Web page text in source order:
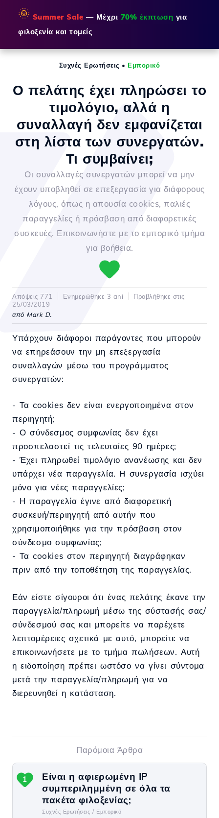
🌞 Summer Sale — Μέχρι 70% έκπτωση για
φιλοξενία και τομείς
Συχνές Ερωτήσεις •Εμπορικό
Ο πελάτης έχει πληρώσει το
τιμολόγιο, αλλά η
συναλλαγή δεν εμφανίζεται
στη λίστα των συνεργατών.
Τι συμβαίνει;
Οι συναλλαγές συνεργατών μπορεί να μην
έχουν υποβληθεί σε επεξεργασία για διάφορους
λόγους, όπως η απουσία cookies, παλιές
παραγγελίες ή πρόσβαση από διαφορετικές
συσκευές. Επικοινωνήστε με το εμπορικό τμήμα
για βοήθεια.
Απόψεις 771 Ενημερώθηκε 3 ani
Προβλήθηκε στις
25/03/2019
από Mark D.
Υπάρχουν διάφοροι παράγοντες που μπορούν
να επηρεάσουν την μη επεξεργασία
συναλλαγών μέσω του προγράμματος
συνεργατών:
- Τα cookies δεν είναι ενεργοποιημένα στον
περιηγητή;
- Ο σύνδεσμος συμφωνίας δεν έχει
προσπελαστεί τις τελευταίες 90 ημέρες;
- Έχει πληρωθεί τιμολόγιο ανανέωσης και δεν
υπάρχει νέα παραγγελία. Η συνεργασία ισχύει
μόνο για νέες παραγγελίες;
- Η παραγγελία έγινε από διαφορετική
συσκευή/περιηγητή από αυτήν που
χρησιμοποιήθηκε για την πρόσβαση στον
σύνδεσμο συμφωνίας;
- Τα cookies στον περιηγητή διαγράφηκαν
πριν από την τοποθέτηση της παραγγελίας.
Εάν είστε σίγουροι ότι ένας πελάτης έκανε την
παραγγελία/πληρωμή μέσω της σύστασής σας/
σύνδεσμού σας και μπορείτε να παρέχετε
λεπτομέρειες σχετικά με αυτό, μπορείτε να
επικοινωνήσετε με το τμήμα πωλήσεων. Αυτή
η ειδοποίηση πρέπει ωστόσο να γίνει σύντομα
μετά την παραγγελία/πληρωμή για να
διερευνηθεί η κατάσταση.
Παρόμοια Άρθρα
Είναι η αφιερωμένη IP
συμπεριλημμένη σε όλα τα
πακέτα φιλοξενίας;
Συχνές Ερωτήσεις / Εμπορικό
1